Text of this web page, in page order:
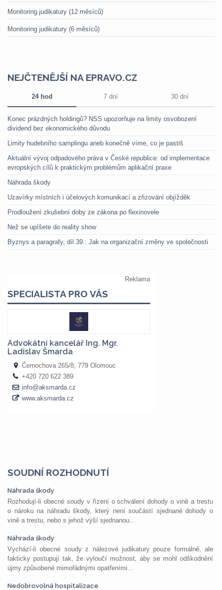
Monitoring judikatury (12 měsíců)
Monitoring judikatury (6 měsíců)
NEJČTENĚJŠÍ NA EPRAVO.CZ
24 hod 7 dní 30 dní
Konec prázdných holdingů? NSS upozorňuje na limity osvobození
dividend bez ekonomického důvodu
Limity hudebního samplingu aneb konečně víme, co je pastiš
Aktuální vývoj odpadového práva v České republice: od implementace
evropských cílů k praktickým problémům aplikační praxe
Náhrada škody
Uzavírky místních i účelových komunikací a zřizování objížděk
Prodloužení zkušební doby ze zákona po flexinovele
Než se upíšete do reality show
Byznys a paragrafy, díl 39.: Jak na organizační změny ve společnosti
SOUDNÍ ROZHODNUTÍ
Náhrada škody
Rozhodují-li obecné soudy v řízení o schválení dohody o vině a trestu
o nároku na náhradu škody, který není součástí sjednané dohody o
vině a trestu, nebo s jehož výší sjednanou...
Náhrada škody
Vychází-li obecné soudy z nálezové judikatury pouze formálně, ale
fakticky postupují tak, že vyloučí možnost, aby se mohl odškodnění
újmy způsobené mimořádnými opatřeními...
Nedobrovolná hospitalizace